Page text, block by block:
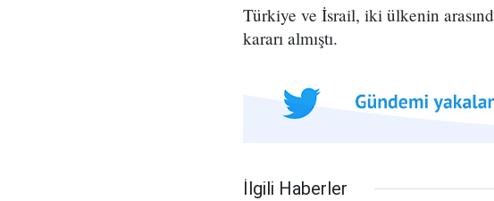
Türkiye ve İsrail, iki ülkenin
kararı almıştı.
İlgili Haberler